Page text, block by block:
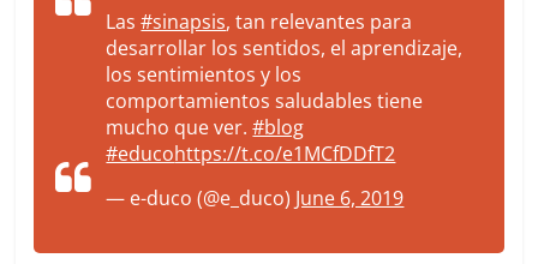
Las#sinapsis, tan relevantes para
desarrollar los sentidos, el aprendizaje,
los sentimientos y los
comportamientos saludables tiene
mucho que ver.#blog
#educohttps://t.co/e1MCfDDfT2
— e-duco (@e_duco) June 6, 2019